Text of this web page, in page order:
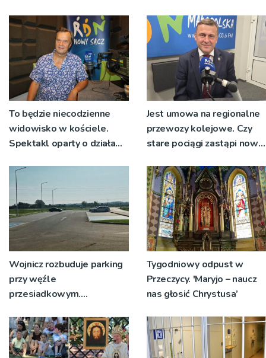
nie zostanie podpisana
To będzie niecodzienne
widowisko w kościele.
Spektakl oparty o działa
Jest umowa na regionalne
przewozy kolejowe. Czy
stare pociągi zastąpi nowy
Wojnicz rozbuduje parking
przy węźle
przesiadkowym.
miejsc
Tygodniowy odpust w
Przeczycy. 'Maryjo – naucz
nas głosić Chrystusa’